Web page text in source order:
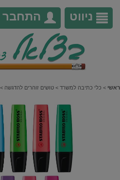
ניווט התחבר
ראשי > כלי כתיבה למשרד > טושים זוהרים להדגשה >